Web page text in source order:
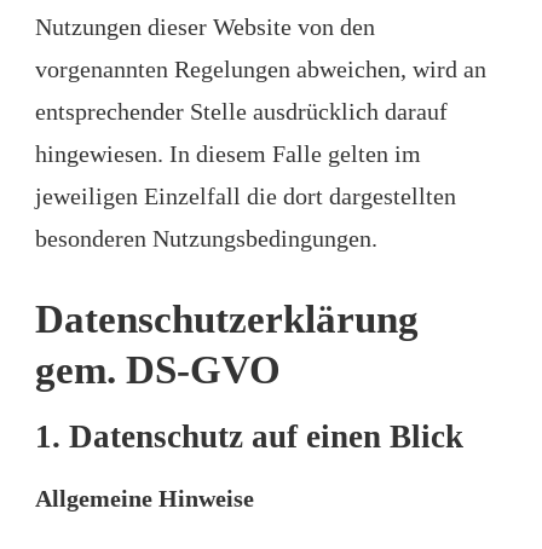
Nutzungen dieser Website von den
vorgenannten Regelungen abweichen, wird an
entsprechender Stelle ausdrücklich darauf
hingewiesen. In diesem Falle gelten im
jeweiligen Einzelfall die dort dargestellten
besonderen Nutzungsbedingungen.
Datenschutzerklärung
gem. DS-GVO
1. Datenschutz auf einen Blick
Allgemeine Hinweise